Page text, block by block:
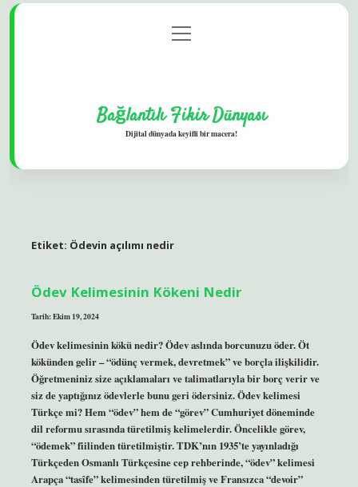
Gizlilik Politikası
menüyü
aç
Bağlantılı Fikir Dünyası
Dijital dünyada keyifli bir macera!
Etiket: Ödevin açılımı nedir
Ödev Kelimesinin Kökeni Nedir
Tarih: Ekim 19, 2024
Ödev kelimesinin kökü nedir? Ödev aslında borcunuzu öder. Öt
kökünden gelir – “ödünç vermek, devretmek” ve borçla ilişkilidir.
Öğretmeniniz size açıklamaları ve talimatlarıyla bir borç verir ve
siz de yaptığınız ödevlerle bunu geri ödersiniz. Ödev kelimesi
Türkçe mi? Hem “ödev” hem de “görev” Cumhuriyet döneminde
dil reformu sırasında türetilmiş kelimelerdir. Öncelikle görev,
“ödemek” fiilinden türetilmiştir. TDK’nın 1935’te yayınladığı
Türkçeden Osmanlı Türkçesine cep rehberinde, “ödev” kelimesi
Arapça “tasîfe” kelimesinden türetilmiş ve Fransızca “devoir”